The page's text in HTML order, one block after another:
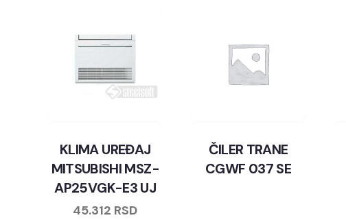
KLIMA UREĐAJ
MITSUBISHI MSZ-
AP25VGK-E3 UJ
45.312 RSD
ČILER TRANE
CGWF 037 SE